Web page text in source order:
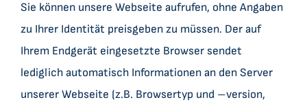
Sie können unsere Webseite aufrufen, ohne Angaben
zu Ihrer Identität preisgeben zu müssen. Der auf
Ihrem Endgerät eingesetzte Browser sendet
lediglich automatisch Informationen an den Server
unserer Webseite (z.B. Browsertyp und –version,